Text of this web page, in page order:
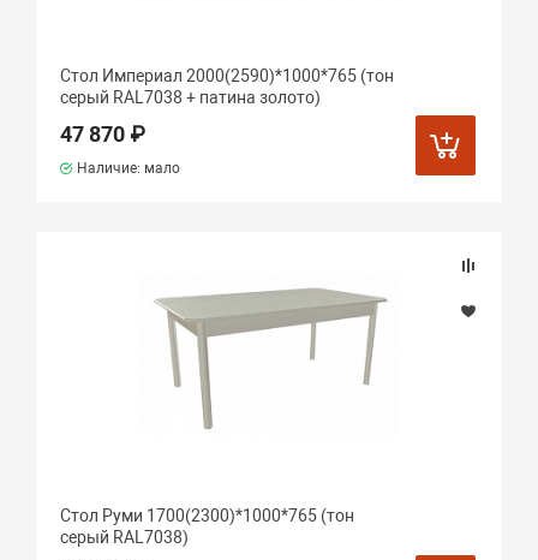
Стол Империал 2000(2590)*1000*765 (тон
серый RAL7038 + патина золото)
47 870 ₽
Наличие: мало
Стол Руми 1700(2300)*1000*765 (тон
серый RAL7038)